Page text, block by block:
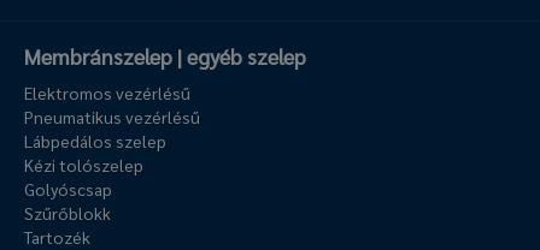
Membránszelep | egyéb szelep
Elektromos vezérlésű
Pneumatikus vezérlésű
Lábpedálos szelep
Kézi tolószelep
Golyóscsap
Szűrőblokk
Tartozék